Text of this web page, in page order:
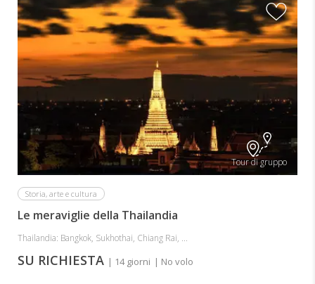
Tour di gruppo
Storia, arte e cultura
Le meraviglie della Thailandia
Thailandia: Bangkok, Sukhothai, Chiang Rai, ...
SU RICHIESTA | 14 giorni | No volo